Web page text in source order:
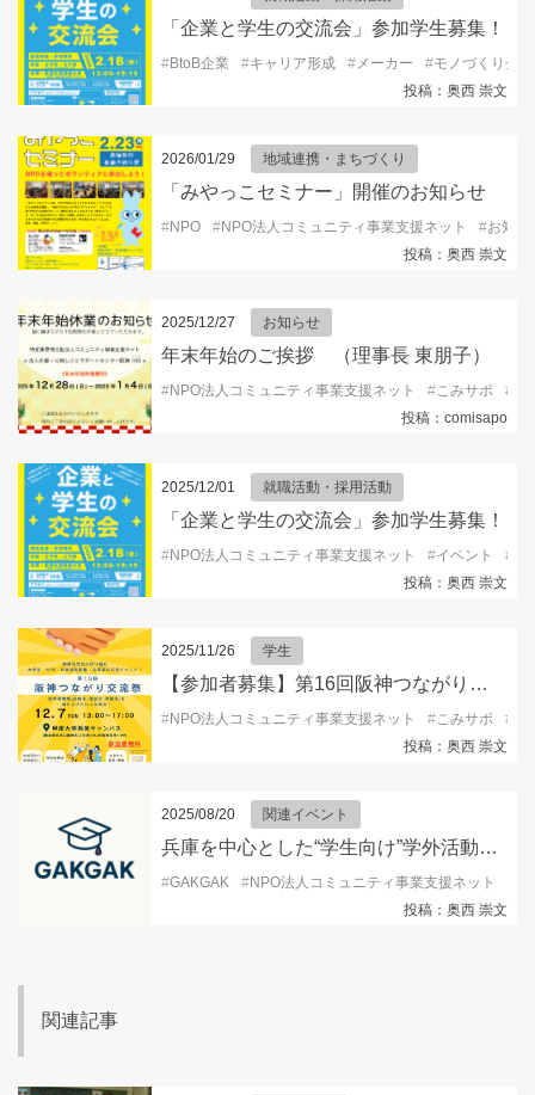
「企業と学生の交流会」参加学生募集！
#BtoB企業 #キャリア形成 # メーカー #モノづくり企業
投稿：奥西 崇文
2026/01/29 地域連携・まちづくり
「みやっこセミナー」開催のお知らせ
#NPO #NPO法人コミュニティ事業支援ネット #お知ら
投稿：奥西 崇文
2025/12/27 お知らせ
年末年始のご挨拶 （理事長 東朋子）
#NPO法人コミュニティ事業支援ネット #こみサポ #
投稿：comisapo
2025/12/01 就職活動・採用活動
「企業と学生の交流会」参加学生募集！
#NPO法人コミュニティ事業支援ネット #イベント #
投稿：奥西 崇文
2025/11/26 学生
【参加者募集】第16回阪神つながり交流祭2025
#NPO法人コミュニティ事業支援ネット #こみサポ #
投稿：奥西 崇文
2025/08/20 関連イベント
兵庫を中心とした“学生向け”学外活動情報を発信するSNSアカウント『GAKGAK 』開設！
#GAKGAK #NPO法人コミュニティ事業支援ネット
投稿：奥西 崇文
関連記事